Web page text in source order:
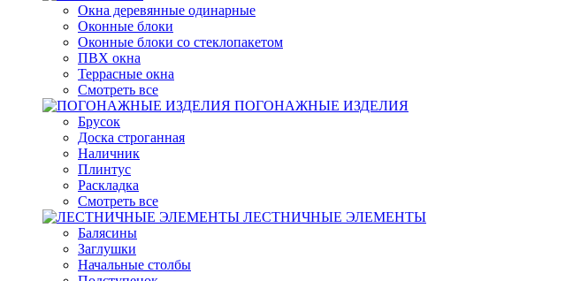
Окна деревянные одинарные
Оконные блоки
Оконные блоки со стеклопакетом
ПВХ окна
Террасные окна
Смотреть все
ПОГОНАЖНЫЕ ИЗДЕЛИЯ
Брусок
Доска строганная
Наличник
Плинтус
Раскладка
Смотреть все
ЛЕСТНИЧНЫЕ ЭЛЕМЕНТЫ
Балясины
Заглушки
Начальные столбы